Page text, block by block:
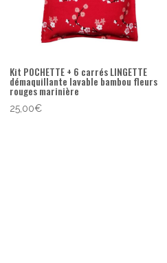
Kit POCHETTE + 6 carrés LINGETTE
démaquillante lavable bambou fleurs
rouges marinière
25,00€